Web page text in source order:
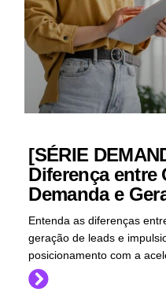
[SÉRIE
Diferença entre
Demanda e
Entenda as diferenças
geração de leads e
posicionamento com a